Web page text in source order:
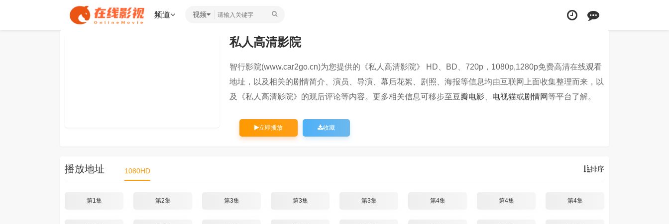
频道 视频
私人高清影院
智行影院(www.car2go.cn)为您提供的《私人高清影院》 HD、BD、720p，1080p,1280p免费高清在线观看
地址，以及相关的剧情简介、演员、导演、幕后花絮、剧照、海报等信息均由互联网上面收集整理而来，以
及《私人高清影院》的观后评论等内容。更多相关信息可移步至豆瓣电影 电视猫或剧情网 等平台了解。
立即播放 收藏
排序
播放地址 1080HD
第1集 第2集 第3集 第3集 第3集 第4集 第4集 第4集